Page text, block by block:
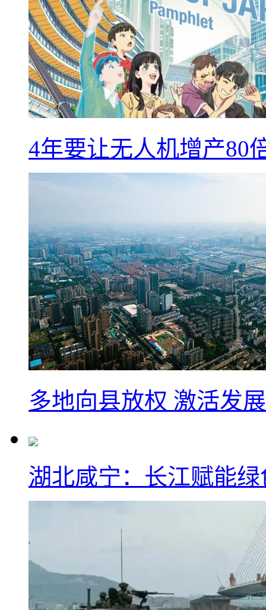
4年要让无人机增产80
多地向县放权 激活发
湖北咸宁：长江赋能